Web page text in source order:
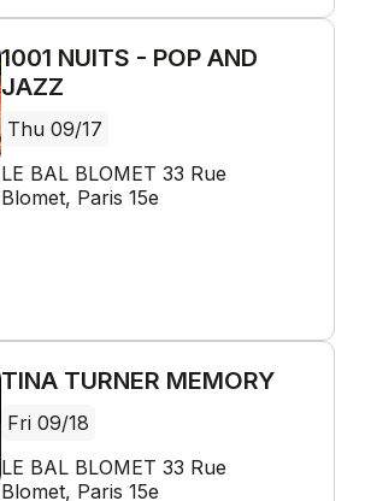
1001 NUITS - POP AND
JAZZ
Thu 09/17
LE BAL BLOMET 33 Rue
Blomet, Paris 15e
TINA TURNER MEMORY
Fri 09/18
LE BAL BLOMET 33 Rue
Blomet, Paris 15e